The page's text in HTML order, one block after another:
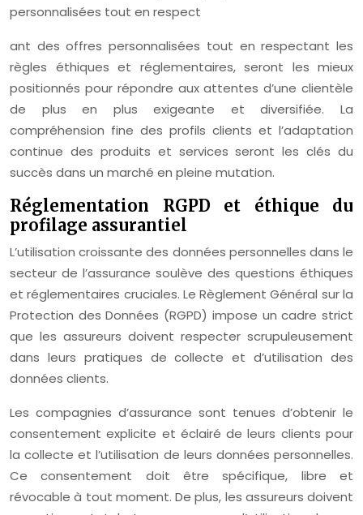
personnalisées tout en respect
ant des offres personnalisées tout en respectant les
règles éthiques et réglementaires, seront les mieux
positionnés pour répondre aux attentes d’une clientèle
de plus en plus exigeante et diversifiée. La
compréhension fine des profils clients et l’adaptation
continue des produits et services seront les clés du
succès dans un marché en pleine mutation.
Réglementation RGPD et éthique du
profilage assurantiel
L’utilisation croissante des données personnelles dans le
secteur de l’assurance soulève des questions éthiques
et réglementaires cruciales. Le Règlement Général sur la
Protection des Données (RGPD) impose un cadre strict
que les assureurs doivent respecter scrupuleusement
dans leurs pratiques de collecte et d’utilisation des
données clients.
Les compagnies d’assurance sont tenues d’obtenir le
consentement explicite et éclairé de leurs clients pour
la collecte et l’utilisation de leurs données personnelles.
Ce consentement doit être spécifique, libre et
révocable à tout moment. De plus, les assureurs doivent